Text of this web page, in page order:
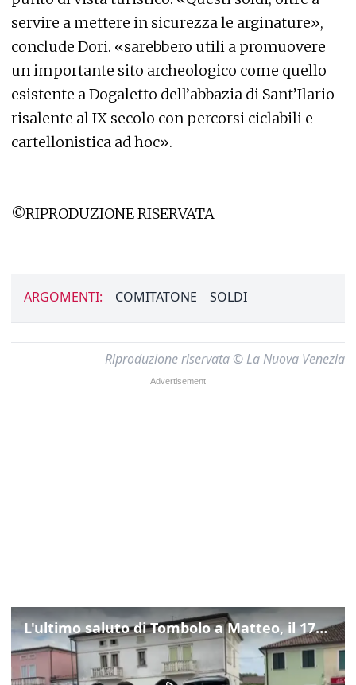
servire a mettere in sicurezza le arginature»,
conclude Dori. «sarebbero utili a promuovere
un importante sito archeologico come quello
esistente a Dogaletto dell’abbazia di Sant’Ilario
risalente al IX secolo con percorsi ciclabili e
cartellonistica ad hoc».
©RIPRODUZIONE RISERVATA
ARGOMENTI: COMITATONE SOLDI
Riproduzione riservata © La Nuova Venezia
L'ultimo saluto di Tombolo a Matteo, il 17enne morto di tumore. Il video